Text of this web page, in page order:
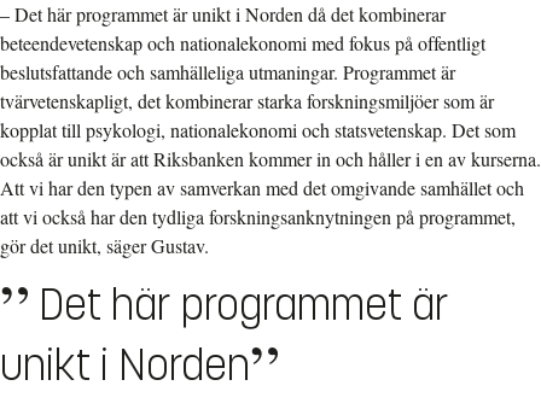
–Det här programmet är unikt i Norden då det kombinerar
beteendevetenskap och nationalekonomi med fokus på offentligt
beslutsfattande och samhälleliga utmaningar. Programmet är
tvärvetenskapligt, det kombinerar starka forskningsmiljöer som är
kopplat till psykologi, nationalekonomi och statsvetenskap. Det som
också är unikt är att Riksbanken kommer in och håller i en av kurserna.
Att vi har den typen av samverkan med det omgivande samhället och
att vi också har den tydliga forskningsanknytningen på programmet,
gör det unikt, säger Gustav.
Det här programmet är
unikt i Norden